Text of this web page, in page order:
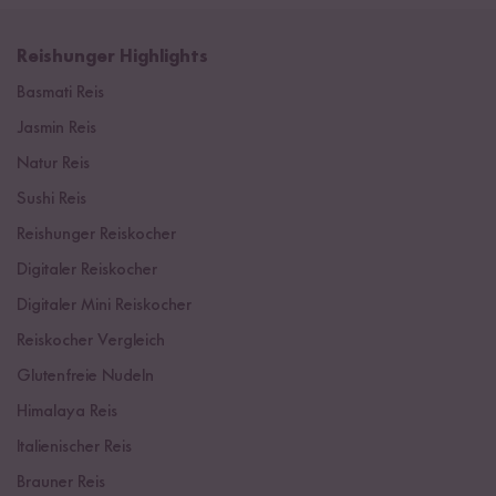
Reishunger Highlights
Basmati Reis
Jasmin Reis
Natur Reis
Sushi Reis
Reishunger Reiskocher
Digitaler Reiskocher
Digitaler Mini Reiskocher
Reiskocher Vergleich
Glutenfreie Nudeln
Himalaya Reis
Italienischer Reis
Brauner Reis